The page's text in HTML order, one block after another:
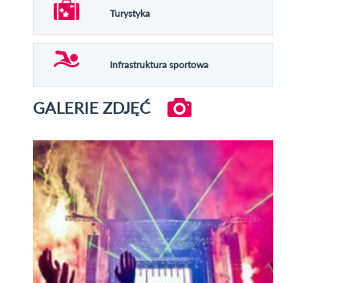
Turystyka
Infrastruktura sportowa
GALERIE ZDJĘĆ